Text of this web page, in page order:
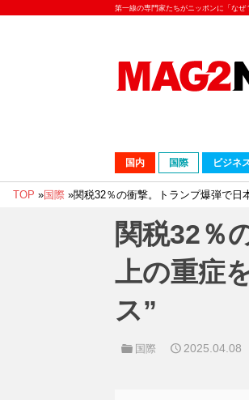
第一線の専門家たちがニッポンに「なぜ
国内 国際 ビジネ
TOP »国際 »関税32％の衝撃。トランプ爆弾で日
関税32％
上の重症
ス”
国際 2025.04.08